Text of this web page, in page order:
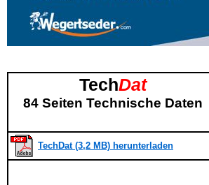
TechDat
84 Seiten Technische Daten
TechDat (3,2 MB) herunterladen